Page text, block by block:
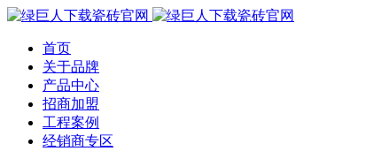
首页
关于品牌
产品中心
招商加盟
工程案例
经销商专区